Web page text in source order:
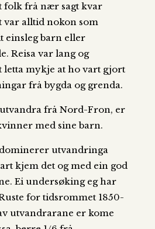
folk frå nær sagt kvar
var alltid nokon som
einsleg barn eller
Reisa var lang og
letta mykje at ho vart gjort
frå bygda og grenda.
frå Nord-Fron, er
med sine barn.
utvandringa
kjem det og med ein god
Ei undersøking eg har
for tidsrommet 1850-
utvandrarane er kome